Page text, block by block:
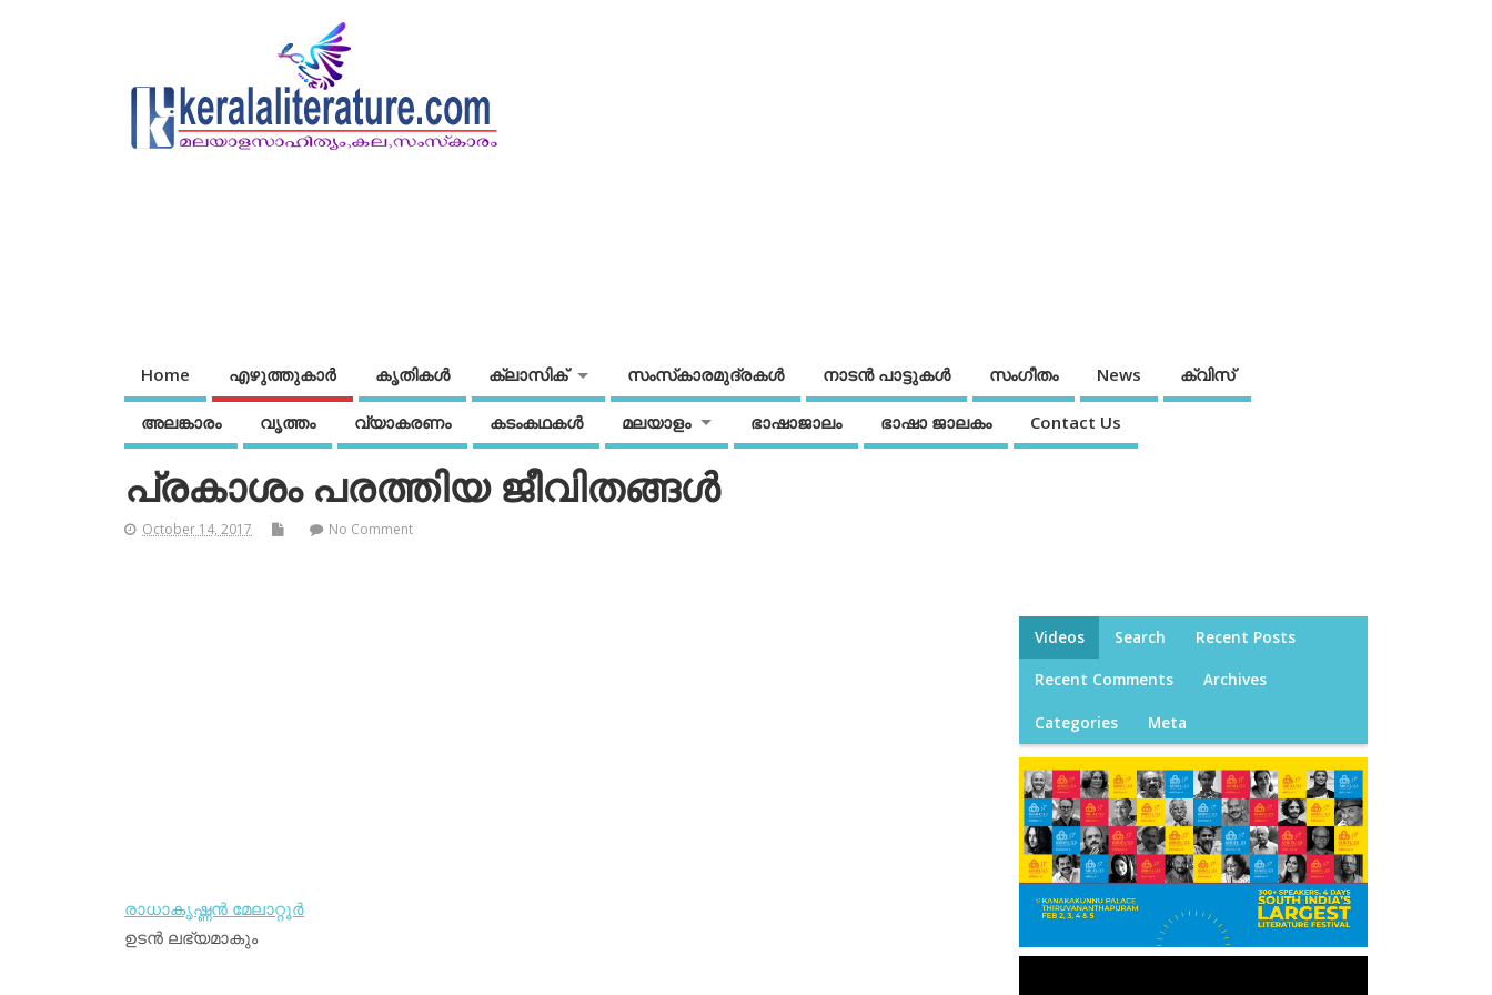
Home എഴുത്തുകാര്‍ കൃതികൾ ക്ലാസിക് സംസ്‌കാരമുദ്രകള്‍ നാടന്‍ പാട്ടുകള്‍ സംഗീതം News ക്വിസ്
അലങ്കാരം വൃത്തം വ്യാകരണം കടംകഥകള്‍ മലയാളം ഭാഷാജാലം ഭാഷാ ജാലകം Contact Us
പ്രകാശം പരത്തിയ ജീവിതങ്ങള്‍
October 14, 2017 No Comment
രാധാകൃഷ്ണന്‍ മേലാറ്റൂര്‍
ഉടന്‍ ലഭ്യമാകും
Videos Search Recent Posts
Recent Comments Archives
Categories Meta